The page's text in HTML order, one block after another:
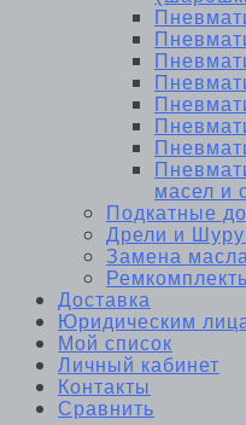
масел и
Подкатные
Дрели и
Замена
Доставка
Юридическим
Мой список
Личный кабинет
Контакты
Сравнить